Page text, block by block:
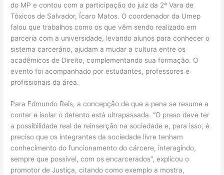
do MP e contou com a participação do juiz da 2ª Vara de
Tóxicos de Salvador, Ícaro Matos. O coordenador da Umep
falou que trabalhos como os que vêm sendo realizado em
parceria com a universidade, levando alunos para conhecer o
sistema carcerário, ajudam a mudar a cultura entre os
acadêmicos de Direito, complementando sua formação. O
evento foi acompanhado por estudantes, professores e
profissionais da área.
Para Edmundo Reis, a concepção de que a pena se resume a
conter e isolar o detento está ultrapassada. “O preso deve ter
a possibilidade real de reinserção na sociedade e, para isso, é
preciso que os integrantes da sociedade livre tenham
conhecimento do funcionamento do cárcere, interagindo,
sempre que possível, com os encarcerados”, explicou o
promotor de Justiça, citando como exemplo a mostra,